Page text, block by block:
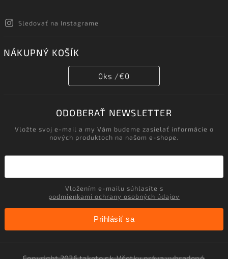
Sledovať na Instagrame
NÁKUPNÝ KOŠÍK
0ks /€0
ODOBERAŤ NEWSLETTER
Vložte svoj e-mail a my Vám budeme zasielať informácie o
nových produktoch na našom e-shope.
podmienkami ochrany osobných údajov
Prihlásiť sa